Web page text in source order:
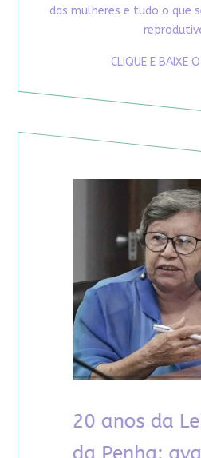
das mulheres e tudo o que
CLIQUE E BAIXE